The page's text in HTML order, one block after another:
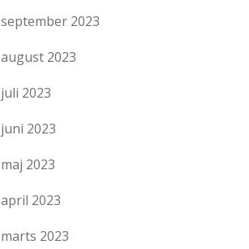
september 2023
august 2023
juli 2023
juni 2023
maj 2023
april 2023
marts 2023